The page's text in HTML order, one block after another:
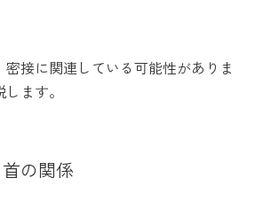
接に関連している可能性がありま
ます。
の関係